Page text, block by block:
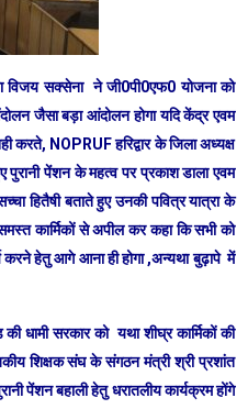
विजय सक्सेना ने जी0पी0एफ0 योजना को
जैसा बड़ा आंदोलन होगा यदि केंद्र एवम
करते, NOPRUF हरिद्वार के जिला अध्यक्ष
पेंशन के महत्व पर प्रकाश डाला एवम
हितैषी बताते हुए उनकी पवित्र यात्रा के
समस्त कार्मिकों से अपील कर कहा कि सभी को
करने हेतु आगे आना ही होगा ,अन्यथा बुढ़ापे में
धामी सरकार को यथा शीघ्र कार्मिकों की
शिक्षक संघ के संगठन मंत्री श्री प्रशांत
पेंशन बहाली हेतु धरातलीय कार्यक्रम होंगे